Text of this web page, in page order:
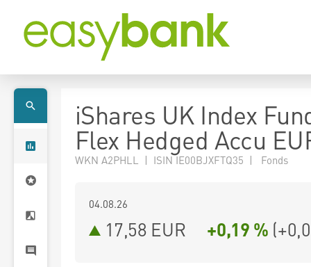
iShares UK Index
Flex Hedged Accu
WKN A2PHLL | ISIN IE00BJXFTQ35 | Fonds
04.08.26
17,58 EUR +0,19 % (